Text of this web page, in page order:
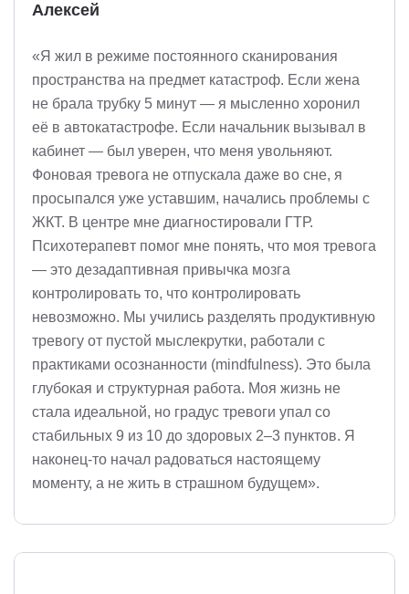
Алексей
«Я жил в режиме постоянного сканирования
пространства на предмет катастроф. Если жена
не брала трубку 5 минут — я мысленно хоронил
её в автокатастрофе. Если начальник вызывал в
кабинет — был уверен, что меня увольняют.
Фоновая тревога не отпускала даже во сне, я
просыпался уже уставшим, начались проблемы с
ЖКТ. В центре мне диагностировали ГТР.
Психотерапевт помог мне понять, что моя тревога
— это дезадаптивная привычка мозга
контролировать то, что контролировать
невозможно. Мы учились разделять продуктивную
тревогу от пустой мыслекрутки, работали с
практиками осознанности (mindfulness). Это была
глубокая и структурная работа. Моя жизнь не
стала идеальной, но градус тревоги упал со
стабильных 9 из 10 до здоровых 2–3 пунктов. Я
наконец-то начал радоваться настоящему
моменту, а не жить в страшном будущем».